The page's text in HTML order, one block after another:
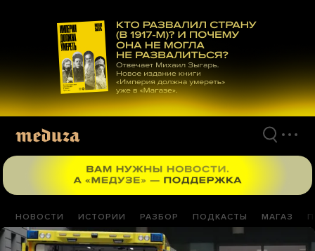
материалам
НОВОСТИ ИСТОРИИ РАЗБОР ПОДКАСТЫ МАГАЗ